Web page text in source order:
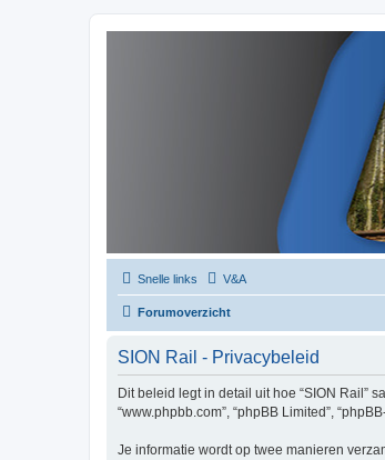
Snelle links V&A
Forumoverzicht
SION Rail - Privacybeleid
Dit beleid legt in detail uit hoe “SION Rail”
“www.phpbb.com”, “phpBB Limited”,
Je informatie wordt op twee manieren